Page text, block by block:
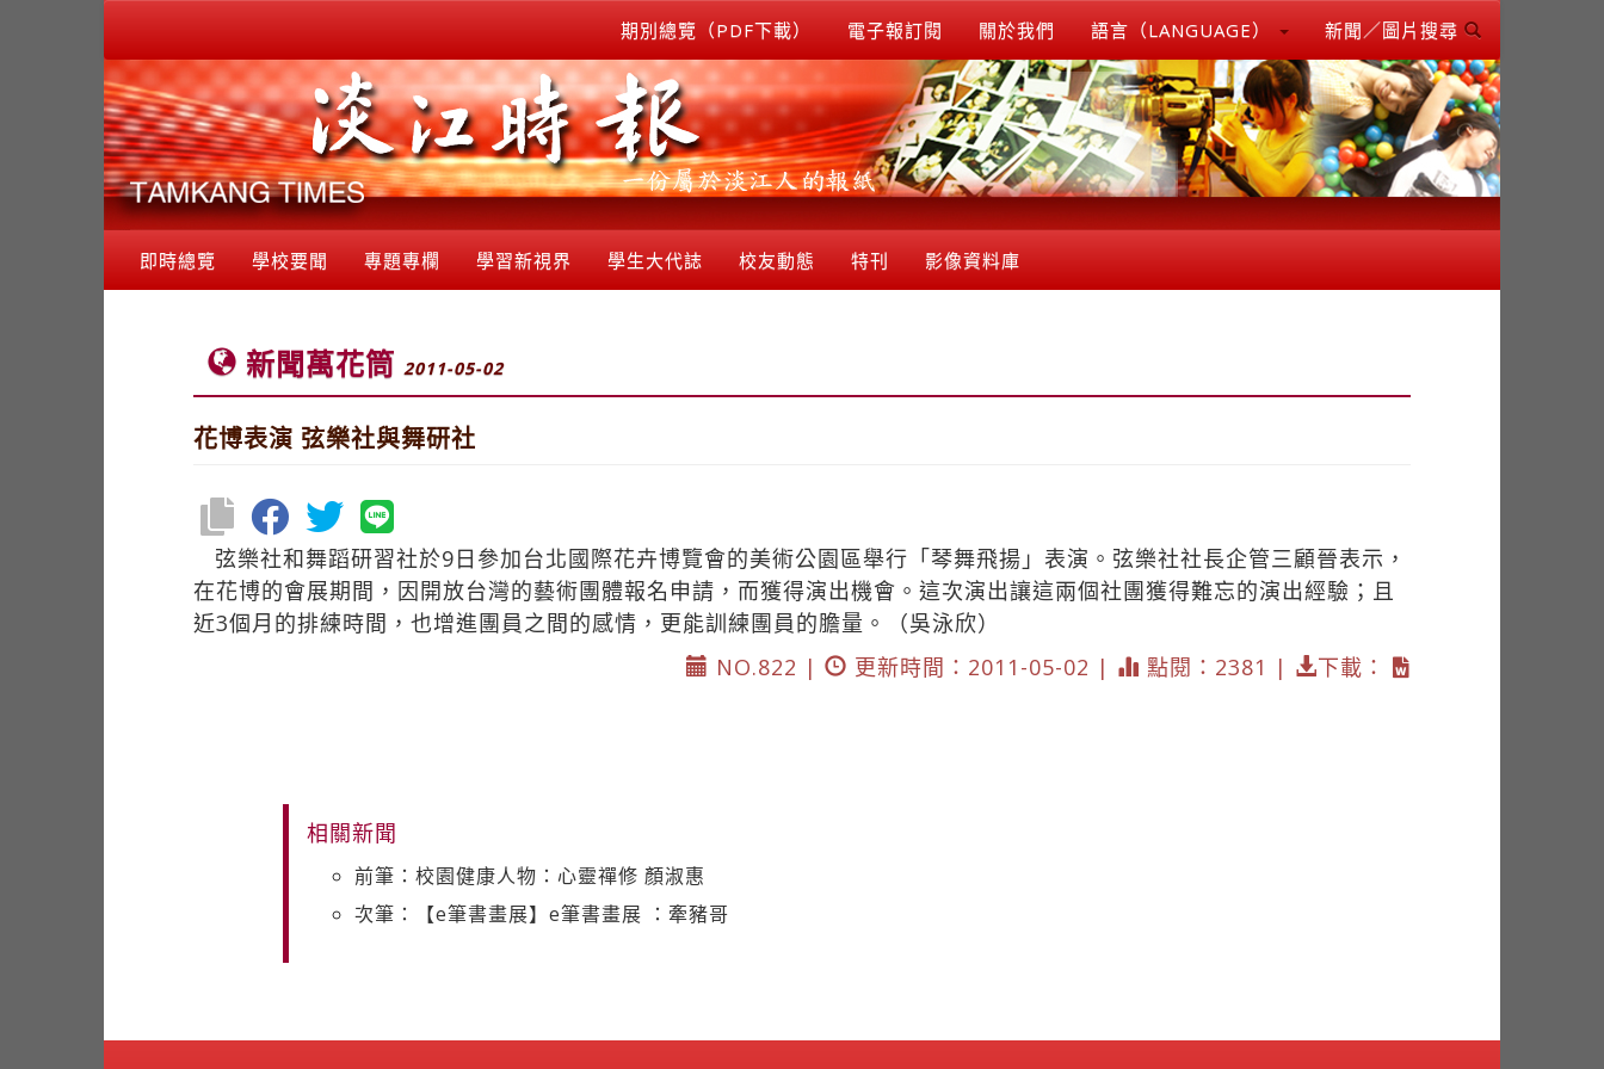
期別總覽（PDF下載） 電子報訂閱 關於我們 語言（LANGUAGE） 新聞／圖片搜尋
即時總覽 學校要聞 專題專欄 學習新視界 學生大代誌 校友動態 特刊 影像資料庫
新聞萬花筒 2011-05-02
花博表演 弦樂社與舞研社
弦樂社和舞蹈研習社於9日參加台北國際花卉博覽會的美術公園區舉行「琴舞飛揚」表演。弦樂社社長企管三顧晉表示，
在花博的會展期間，因開放台灣的藝術團體報名申請，而獲得演出機會。這次演出讓這兩個社團獲得難忘的演出經驗；且
近3個月的排練時間，也增進團員之間的感情，更能訓練團員的膽量。（吳泳欣）
NO.822 |
更新時間：2011-05-02 | 點閱：2381 | 下載：
相關新聞
前筆：校園健康人物：心靈禪修 顏淑惠
次筆：【e筆書畫展】e筆書畫展 ：牽豬哥